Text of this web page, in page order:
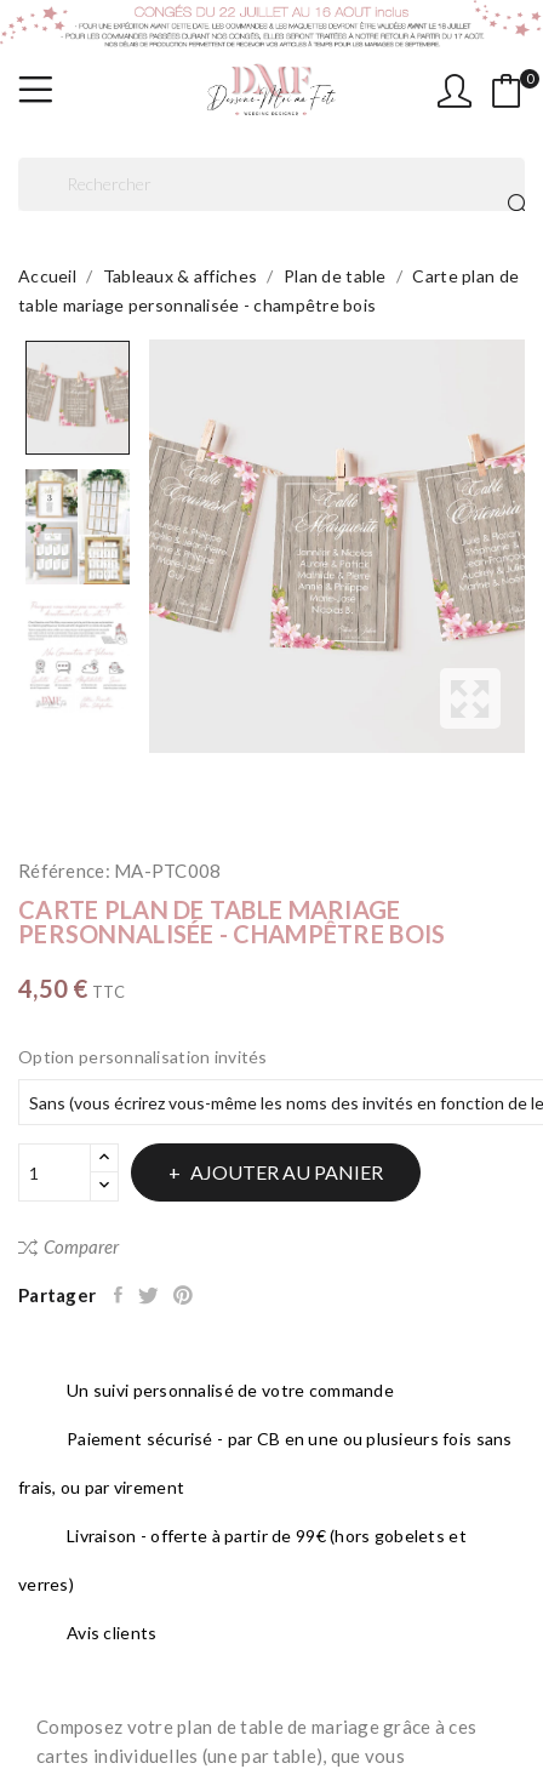
0
Accueil Tableaux & affiches Plan de table
Carte plan de
table mariage personnalisée - champêtre bois
Référence: MA-PTC008
CARTE PLAN DE TABLE MARIAGE
PERSONNALISÉE - CHAMPÊTRE BOIS
4,50 € TTC
Option personnalisation invités
AJOUTER AU PANIER
Comparer
Partager
Un suivi personnalisé de votre commande
Paiement sécurisé - par CB en une ou plusieurs fois sans
frais, ou par virement
Livraison - offerte à partir de 99€ (hors gobelets et
verres)
Avis clients
Composez votre plan de table de mariage grâce à ces
cartes individuelles (une par table), que vous